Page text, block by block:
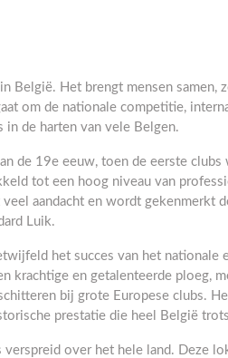
België. Het brengt mensen samen,
om de nationale competitie,
de harten van vele Belgen.
de 19e eeuw, toen de eerste clubs
tot een hoog niveau van
aandacht en wordt gekenmerkt
Luik.
het succes van het nationale
krachtige en getalenteerde ploeg,
bij grote Europese clubs.
prestatie die heel België
over het hele land. Deze